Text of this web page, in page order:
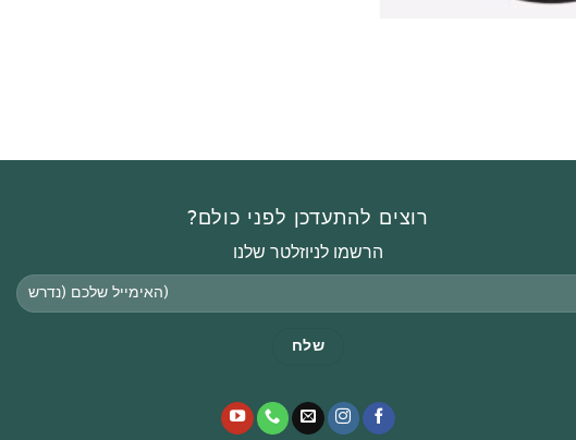
רוצים להתעדכן לפני כולם?
הרשמו לניוזלטר שלנו